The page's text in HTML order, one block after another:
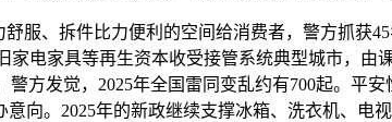
、拆件比力便利的空间给消费者，警方抓获
电家具等再生资本收受接管系统典型城市，由
方发觉，2025年全国雷同变乱约有700起。平
向。2025年的新政继续支撑冰箱、洗衣机、电